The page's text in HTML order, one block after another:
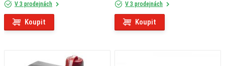
V 3 prodejnách
Koupit
V 3 prodejnách
Koupit